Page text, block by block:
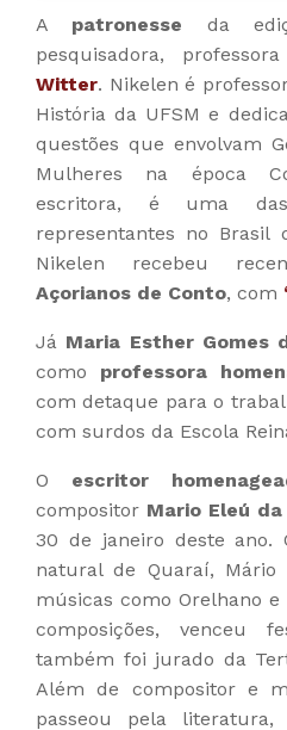
A patronesse da
pesquisadora,
Witter. Nikelen é
História da UFSM e
questões que envolvam
Mulheres na época
escritora, é uma
representantes no Brasil
Nikelen recebeu
Açorianos de Conto, com
Já Maria Esther Gomes
como professora
com detaque para o
com surdos da Escola
O escritor
compositor Mario Eleú
30 de janeiro deste ano.
natural de Quaraí,
músicas como Orelhano e
composições, venceu
também foi jurado da
Além de compositor e
passeou pela literatura,